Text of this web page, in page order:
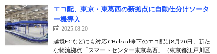
エコ配、東京・東葛西の新拠点に自動仕分けソータ
ー機導入
2025.08.20
越境ECなどにも対応 CBcloud傘下のエコ配は8月20日、新た
な物流拠点「スマートセンター東京葛西」（東京都江戸川区